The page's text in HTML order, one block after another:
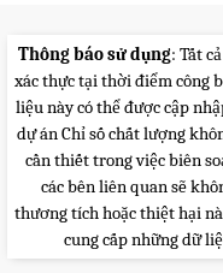
Thông báo sử dụng: Tất
xác thực tại thời điểm công
liệu này có thể được cập
dự án Chỉ số chất lượng
cần thiết trong việc biên
các bên liên quan sẽ
thương tích hoặc thiệt hại
cung cấp những dữ